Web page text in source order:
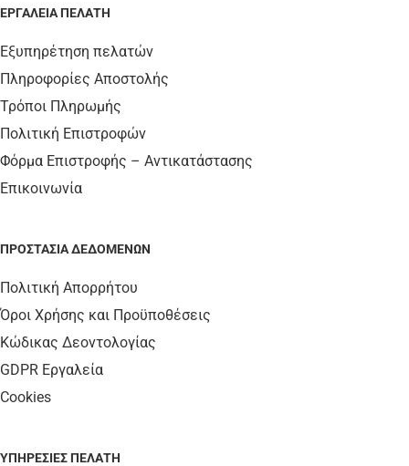
ΕΡΓΑΛΕΊΑ ΠΕΛΆΤΗ
Εξυπηρέτηση πελατών
Πληροφορίες Αποστολής
Τρόποι Πληρωμής
Πολιτική Επιστροφών
Φόρμα Επιστροφής – Αντικατάστασης
Επικοινωνία
ΠΡΟΣΤΑΣΊΑ ΔΕΔΟΜΈΝΩΝ
Πολιτική Απορρήτου
Όροι Χρήσης και Προϋποθέσεις
Κώδικας Δεοντολογίας
GDPR Εργαλεία
Cookies
ΥΠΗΡΕΣΊΕΣ ΠΕΛΆΤΗ